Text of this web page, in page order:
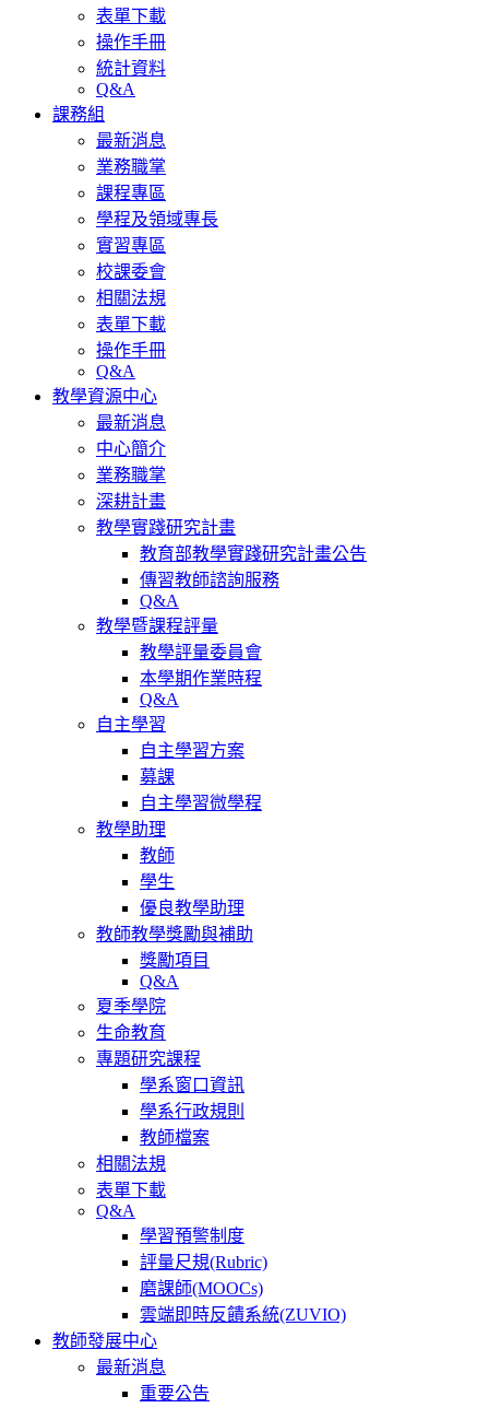
表單下載
操作手冊
統計資料
Q&A
課務組
最新消息
業務職掌
課程專區
學程及領域專長
實習專區
校課委會
相關法規
表單下載
操作手冊
Q&A
教學資源中心
最新消息
中心簡介
業務職掌
深耕計畫
教學實踐研究計畫
教育部教學實踐研究計畫公告
傳習教師諮詢服務
Q&A
教學暨課程評量
教學評量委員會
本學期作業時程
Q&A
自主學習
自主學習方案
募課
自主學習微學程
教學助理
教師
學生
優良教學助理
教師教學獎勵與補助
獎勵項目
Q&A
夏季學院
生命教育
專題研究課程
學系窗口資訊
學系行政規則
教師檔案
相關法規
表單下載
Q&A
學習預警制度
評量尺規(Rubric)
磨課師(MOOCs)
雲端即時反饋系統(ZUVIO)
教師發展中心
最新消息
重要公告